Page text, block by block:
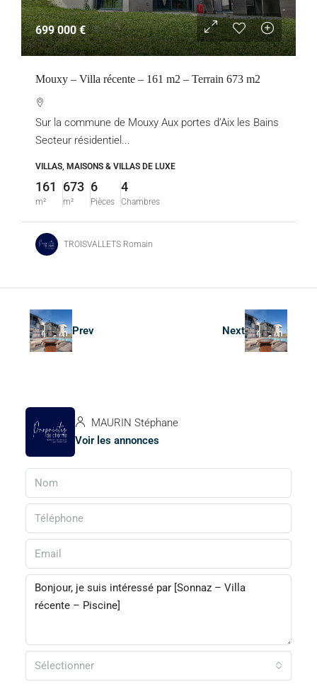
699 000 €
Mouxy – Villa récente – 161 m2 – Terrain 673 m2
Sur la commune de Mouxy Aux portes d’Aix les Bains
Secteur résidentiel...
VILLAS, MAISONS & VILLAS DE LUXE
161
m²
673
m²
6
Pièces
4
Chambres
TROISVALLETS Romain
Prev Next
MAURIN Stéphane
Voir les annonces
Sélectionner